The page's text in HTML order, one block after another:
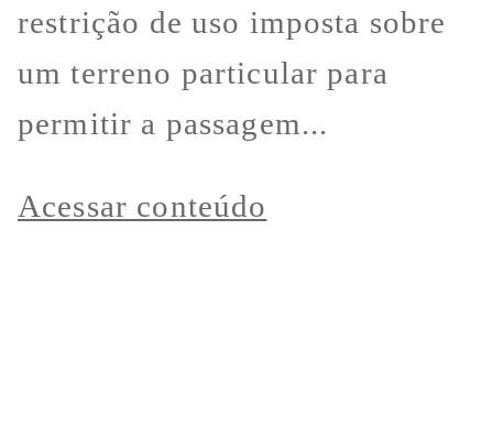
restrição de uso imposta sobre
um terreno particular para
permitir a passagem...
Acessar conteúdo